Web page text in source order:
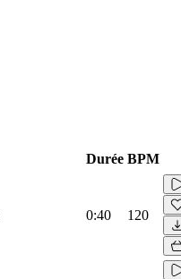
Durée BPM
0:40 120